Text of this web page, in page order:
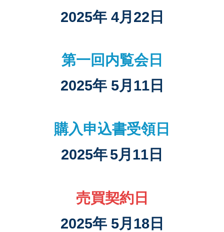
2025年 4月22日
第一回内覧会日
2025年 5月11日
購入申込書受領日
2025年5月11日
売買契約日
2025年 5月18日